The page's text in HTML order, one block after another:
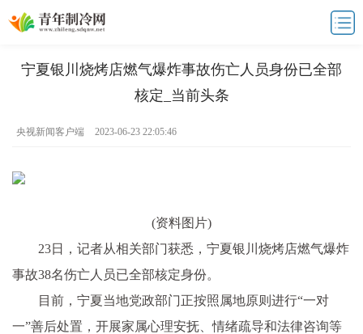
宁夏银川烧烤店燃气爆炸事故伤亡人员身份已全部
核定_当前头条
央视新闻客户端 2023-06-23 22:05:46
(资料图片)
23日，记者从相关部门获悉，宁夏银川烧烤店燃气爆炸
事故38名伤亡人员已全部核定身份。
目前，宁夏当地党政部门正按照属地原则进行“一对
一”善后处置，开展家属心理安抚、情绪疏导和法律咨询等